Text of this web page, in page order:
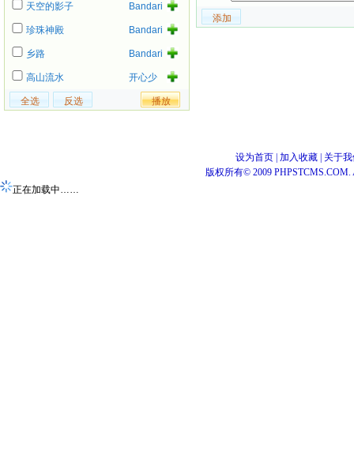
天空的影子 Bandari
珍珠神殿 Bandari
乡路 Bandari
高山流水
开心少
女组
设为首页 加入收藏
关于
版权所有© 2009 PHPSTCMS.COM.
正在加载中……